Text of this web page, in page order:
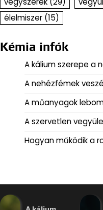
élelmiszer (15)
Kémia infók
A kálium szerepe a
A nehézfémek
A műanyagok
A szervetlen
Hogyan működik a